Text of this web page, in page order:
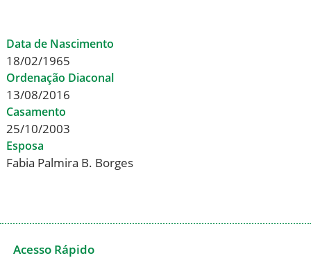
Data de Nascimento
18/02/1965
Ordenação Diaconal
13/08/2016
Casamento
25/10/2003
Esposa
Fabia Palmira B. Borges
Acesso Rápido